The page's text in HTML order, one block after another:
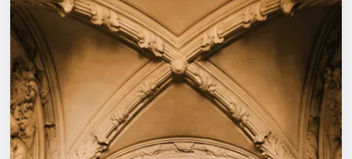
Экскурсии
Спорт
События
Города